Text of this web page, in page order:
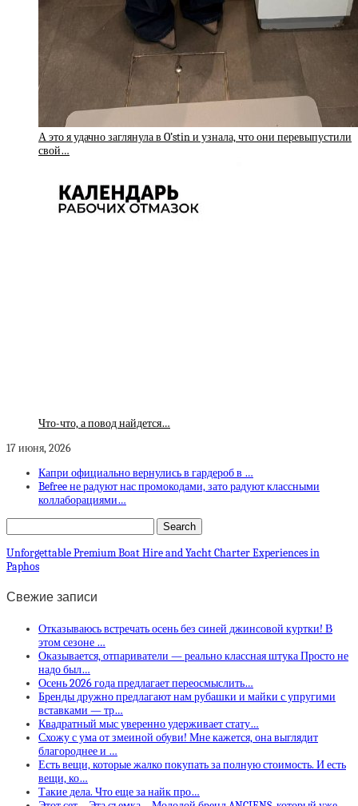
А это я удачно заглянула в O’stin и узнала, что они перевыпустили
свой…
Что-что, а повод найдется…
17 июня, 2026
Капри официально вернулись в гардероб в …
Befree не радуют нас промокодами, зато радуют классными
коллаборациями…
Unforgettable Premium Boat Hire and Yacht Charter Experiences in
Paphos
Свежие записи
Отказываюсь встречать осень без синей джинсовой куртки! В
этом сезоне …
Оказывается, отпариватели — реально классная штука Просто не
надо был…
Осень 2026 года предлагает переосмыслить…
Бренды дружно предлагают нам рубашки и майки с упругими
вставками — тр…
Квадратный мыс уверенно удерживает стату…
Схожу с ума от змеиной обуви! Мне кажется, она выглядит
благороднее и …
Есть вещи, которые жалко покупать за полную стоимость. И есть
вещи, ко…
Такие дела. Что еще за найк про…